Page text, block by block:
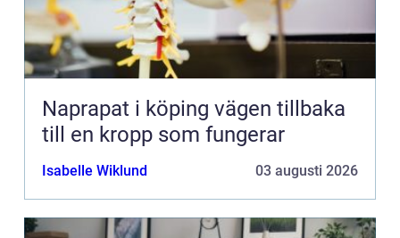
Naprapat i köping vägen tillbaka
till en kropp som fungerar
Isabelle Wiklund 03 augusti 2026